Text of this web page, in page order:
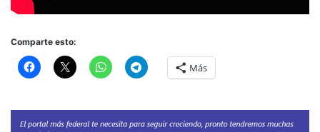
Comparte esto:
Más